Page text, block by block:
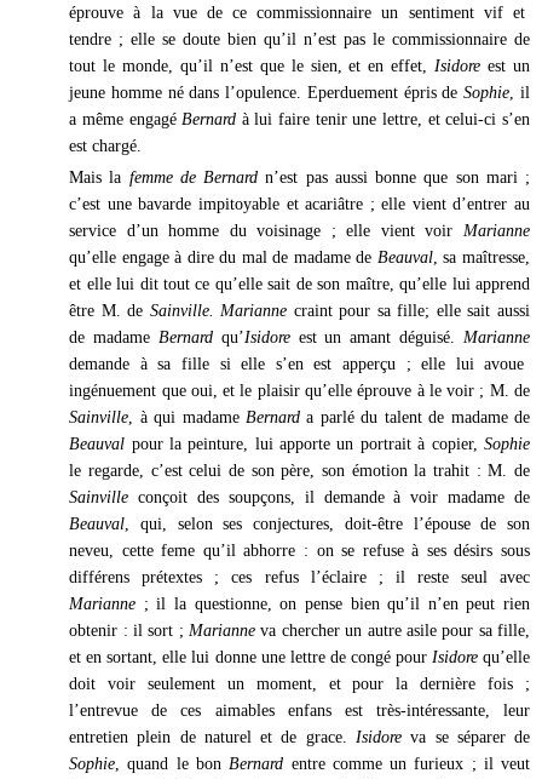
éprouve à la vue de ce commissionnaire un sentiment vif et
tendre ; elle se doute bien qu’il n’est pas le commissionnaire de
tout le monde, qu’il n’est que le sien, et en effet, Isidore est un
jeune homme né dans l’opulence. Eperduement épris deSophie , il
a même engagé Bernard à lui faire tenir une lettre, et celui-ci s’en
est chargé.
Mais la femme de Bernard n’est pas aussi bonne que son mari ;
c’est une bavarde impitoyable et acariâtre ; elle vient d’entrer au
service d’un homme du voisinage ; elle vient voir Marianne
qu’elle engage à dire du mal de madame de Beauval, sa maîtresse,
et elle lui dit tout ce qu’elle sait de son maître, qu’elle lui apprend
être M. de Sainville. Marianne craint pour sa fille; elle sait aussi
de madame Bernardqu’Isidoreest un amant déguisé. Marianne
demande à sa fille si elle s’en est apperçu ; elle lui avoue
ingénuement que oui, et le plaisir qu’elle éprouve à le voir ; M. de
Sainville , à qui madame Bernarda parlé du talent de madame de
Beauval pour la peinture, lui apporte un portrait à copier, Sophie
le regarde, c’est celui de son père, son émotion la trahit : M. de
Sainville conçoit des soupçons, il demande à voir madame de
Beauval , qui, selon ses conjectures, doit-être l’épouse de son
neveu, cette feme qu’il abhorre : on se refuse à ses désirs sous
différens prétextes ; ces refus l’éclaire ; il reste seul avec
Marianne ; il la questionne, on pense bien qu’il n’en peut rien
obtenir : il sort ; Marianne va chercher un autre asile pour sa fille,
et en sortant, elle lui donne une lettre de congé pour Isidorequ’elle
doit voir seulement un moment, et pour la dernière fois ;
l’entrevue de ces aimables enfans est très-intéressante, leur
entretien plein de naturel et de grace. Isidore va se séparer de
Sophie , quand le bon Bernard entre comme un furieux ; il veut